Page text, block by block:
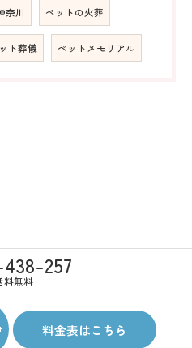
奈川 ペットの火葬
ト葬儀 ペットメモリアル
257
料無料
料金表はこちら